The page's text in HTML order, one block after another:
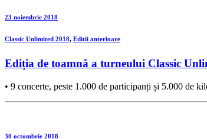
23 noiembrie 2018
Classic Unlimited 2018, Ediții anterioare
Ediția de toamnă a turneului Classic
• 9 concerte, peste 1.000 de participanți și 5.000 de
30 octombrie 2018